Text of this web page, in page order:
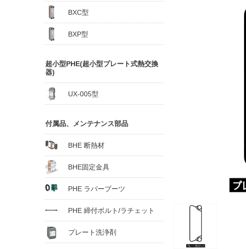
BXC型
BXP型
超小型PHE(超小型プレート式熱交換
器)
UX-005型
付属品、メンテナンス部品
BHE 断熱材
BHE固定金具
PHE ラバーブーツ
PHE 締付ボルト/ラチェット
プレート洗浄剤